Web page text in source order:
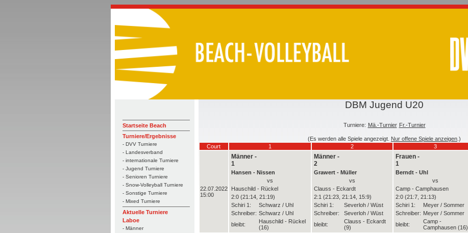
Startseite Beach
Turniere/Ergebnisse
- DVV Turniere
- Landesverband
- internationale Turniere
- Jugend Turniere
- Senioren Turniere
- Snow-Volleyball Turniere
- Sonstige Turniere
- Mixed Turniere
Aktuelle Turniere
Laboe
- Männer
DBM Jugend U20
Turniere: Mä.-Turnier Fr.-Turnier
(Es werden alle Spiele angezeigt. Nur offene Spiele anzeigen .)
Court
1 2 3
22.07.2022
15:00
Männer -
1
Hansen - Nissen
vs
Hauschild - Rückel
2:0 (21:14, 21:19)
Schiri 1:
Schwarz / Uhl
Schreiber: Schwarz / Uhl
bleibt:
Hauschild - Rückel
(16)
Männer -
2
Grawert - Müller
vs
Clauss - Eckardt
2:1 (21:23, 21:14, 15:9)
Schiri 1:
Severloh / Wüst
Schreiber:
Severloh / Wüst
bleibt:
Clauss - Eckardt
(9)
Frauen -
1
Berndt - Uhl
vs
Camp - Camphausen
2:0 (21:7, 21:13)
Schiri 1:
Meyer / Sommer
Schreiber: Meyer / Sommer
bleibt:
Camp -
Camphausen (16)